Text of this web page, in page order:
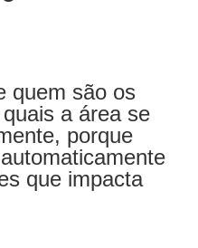
quem são os
a área se
porque
que impacta